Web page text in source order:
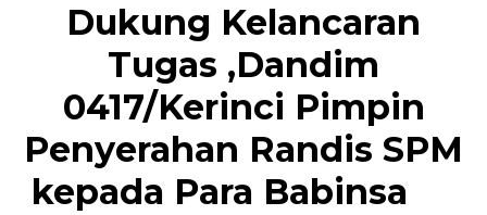
Dukung Kelancaran
Tugas ,Dandim
0417/Kerinci Pimpin
Penyerahan Randis SPM
kepada Para Babinsa